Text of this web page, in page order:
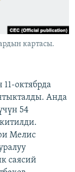
картасы.
октябрда
Анда
54
Мелис
саясий